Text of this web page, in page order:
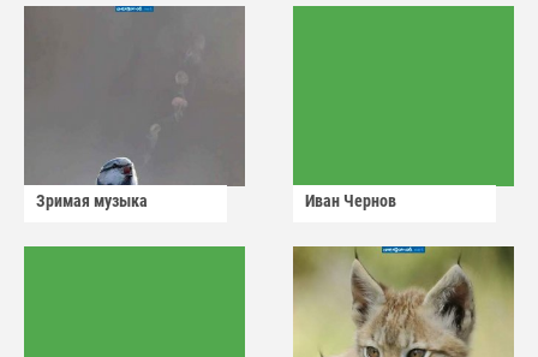
Зримая музыка Иван Чернов